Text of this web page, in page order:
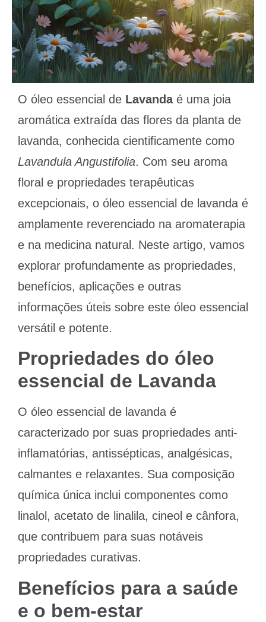
O óleo essencial de Lavandaé uma joia
aromática extraída das flores da planta de
lavanda, conhecida cientificamente como
Lavandula Angustifolia. Com seu aroma
floral e propriedades terapêuticas
excepcionais, o óleo essencial de lavanda é
amplamente reverenciado na aromaterapia
e na medicina natural. Neste artigo, vamos
explorar profundamente as propriedades,
benefícios, aplicações e outras
informações úteis sobre este óleo essencial
versátil e potente.
Propriedades do óleo
essencial de Lavanda
O óleo essencial de lavanda é
caracterizado por suas propriedades anti-
inflamatórias, antissépticas, analgésicas,
calmantes e relaxantes. Sua composição
química única inclui componentes como
linalol, acetato de linalila, cineol e cânfora,
que contribuem para suas notáveis
propriedades curativas.
Benefícios para a saúde
e o bem-estar